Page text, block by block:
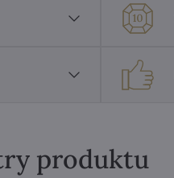
produktu